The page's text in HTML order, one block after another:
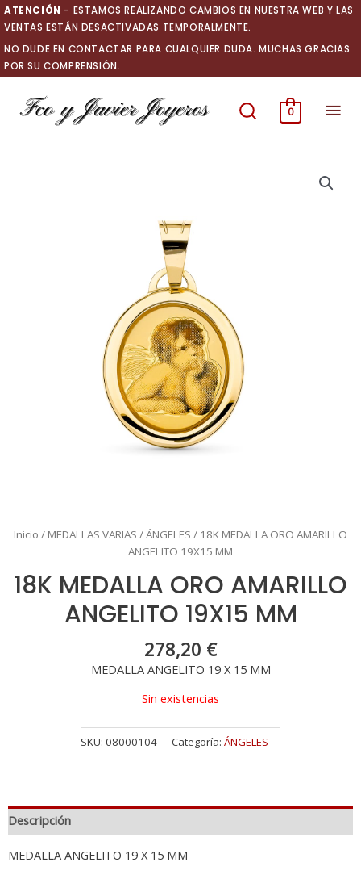
Ir
al
contenido
ATENCIÓN - ESTAMOS REALIZANDO CAMBIOS EN NUESTRA WEB Y LAS
VENTAS ESTÁN DESACTIVADAS TEMPORALMENTE.
NO DUDE EN CONTACTAR PARA CUALQUIER DUDA. MUCHAS GRACIAS
POR SU COMPRENSIÓN.
0
Inicio / MEDALLAS VARIAS /ÁNGELES / 18K MEDALLA ORO AMARILLO
ANGELITO 19X15 MM
18K MEDALLA ORO AMARILLO
ANGELITO 19X15 MM
278,20 €
MEDALLA ANGELITO 19 X 15 MM
Sin existencias
SKU: 08000104 Categoría: ÁNGELES
Descripción
MEDALLA ANGELITO 19 X 15 MM